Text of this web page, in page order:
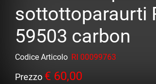
sottottoparaurti
59503 carbon
Codice Articolo RI 00099763
Prezzo € 60,00